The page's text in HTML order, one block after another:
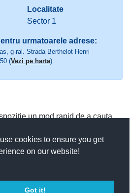
cookies to ensure you get
on our website!
Got it!
Localitate
Sector 1
urmatoarele adrese:
g-ral. Strada Berthelot Henri
(Vezi pe harta)
un mod rapid de a cauta
si localitate, sau direct dupa
codurile postale dintr-o localitate
cod postal, utilizand functia de